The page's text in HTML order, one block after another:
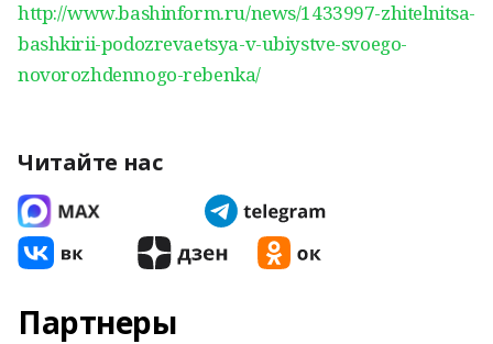
http://www.bashinform.ru/news/1433997-zhitelnitsa-
bashkirii-podozrevaetsya-v-ubiystve-svoego-
novorozhdennogo-rebenka/
Читайте нас
Партнеры